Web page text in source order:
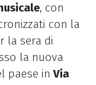
, con
con la
la sera di
la nuova
paese inVia